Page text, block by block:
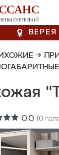
ВЕРЕЯ
→
0.0 (0